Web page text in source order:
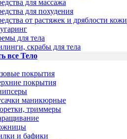
для массажа
для похудения
от растяжек и дряблости кожи
для тела
скрабы для тела
все Тело
покрытия
покрытия
маникюрные
триммеры
и бафики